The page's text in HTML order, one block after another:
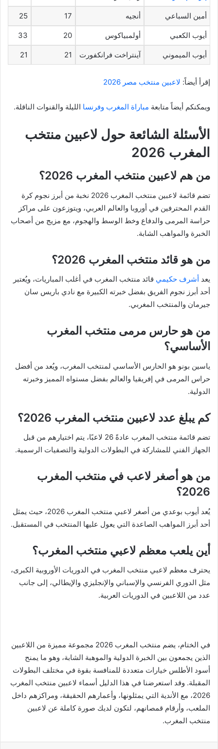
أمين السباعي أنجيه 17
25
أيوب الكعبي أولمبياكوس 20
33
أيوب الميموني آينتراخت فرانكفورت 21
21
إقرأ أيضاً: لاعبين منتخب مصر 2026
ويمكنكم أيضاً متابعة مباراة المغرب وفرنسا الليلة والقنوات الناقلة.
الأسئلة الشائعة حول لاعبين منتخب
المغرب 2026
من هم لاعبين منتخب المغرب 2026؟
تضم قائمة لاعبين منتخب المغرب 2026 نخبة من أبرز نجوم كرة
القدم المحترفين في أوروبا والعالم العربي، ويتوزعون على مراكز
حراسة المرمى والدفاع وخط الوسط والهجوم، مع مزيج من أصحاب
الخبرة والمواهب الشابة.
من هو قائد منتخب المغرب 2026؟
يعد أشرف حكيمي قائد منتخب المغرب في أغلب المباريات، ويُعتبر
أحد أبرز نجوم الفريق بفضل خبرته الكبيرة مع نادي باريس سان
جيرمان والمنتخب المغربي.
من هو حارس مرمى منتخب المغرب
الأساسي؟
ياسين بونو هو الحارس الأساسي لمنتخب المغرب، ويُعد من أفضل
حراس المرمى في إفريقيا والعالم بفضل مستواه المميز وخبرته
الدولية.
كم يبلغ عدد لاعبين منتخب المغرب 2026؟
تضم قائمة منتخب المغرب عادةً 26 لاعبًا، يتم اختيارهم من قبل
الجهاز الفني للمشاركة في البطولات الدولية والتصفيات الرسمية.
من هو أصغر لاعب في منتخب المغرب
2026؟
يُعد أيوب بوعدي من أصغر لاعبي منتخب المغرب 2026، حيث يمثل
أحد أبرز المواهب الصاعدة التي يعول عليها المنتخب في المستقبل.
أين يلعب معظم لاعبي منتخب المغرب؟
يحترف معظم لاعبي منتخب المغرب في الدوريات الأوروبية الكبرى،
مثل الدوري الفرنسي والإسباني والإنجليزي والإيطالي، إلى جانب
عدد من اللاعبين في الدوريات العربية.
في الختام، يضم منتخب المغرب 2026 مجموعة مميزة من اللاعبين
الذين يجمعون بين الخبرة الدولية والموهبة الشابة، وهو ما يمنح
أسود الأطلس خيارات متعددة للمنافسة بقوة في مختلف البطولات
المقبلة. وقد استعرضنا في هذا الدليل أسماء لاعبين منتخب المغرب
2026، مع الأندية التي يمثلونها، وأعمارهم الحقيقة، ومراكزهم داخل
الملعب، وأرقام قمصانهم، لتكون لديك صورة كاملة عن لاعبين
منتخب المغرب.